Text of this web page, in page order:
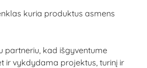
kuria produktus asmens
partneriu, kad išgyventume
ir vykdydama projektus, turinį ir